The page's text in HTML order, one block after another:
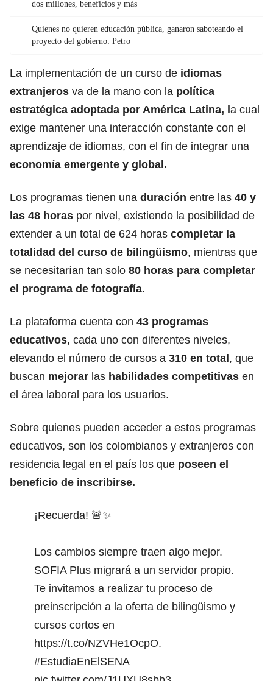
dos millones, beneficios y más
Quienes no quieren educación pública, ganaron saboteando el
proyecto del gobierno: Petro
La implementación de un curso de idiomas
extranjeros va de la mano con la política
estratégica adoptada por América Latina, la cual
exige mantener una interacción constante con el
aprendizaje de idiomas, con el fin de integrar una
economía emergente y global.
Los programas tienen una duración entre las 40 y
las 48 horas por nivel, existiendo la posibilidad de
extender a un total de 624 horas completar la
totalidad del curso de bilingüismo, mientras que
se necesitarían tan solo 80 horas para completar
el programa de fotografía.
La plataforma cuenta con 43 programas
educativos, cada uno con diferentes niveles,
elevando el número de cursos a 310 en total, que
buscan mejorar las habilidades competitivas en
el área laboral para los usuarios.
Sobre quienes pueden acceder a estos programas
educativos, son los colombianos y extranjeros con
residencia legal en el país los que poseen el
beneficio de inscribirse.
¡Recuerda! 🚨✨
Los cambios siempre traen algo mejor.
SOFIA Plus migrará a un servidor propio.
Te invitamos a realizar tu proceso de
preinscripción a la oferta de bilingüismo y
cursos cortos en
https://t.co/NZVHe1OcpO.
#EstudiaEnElSENA